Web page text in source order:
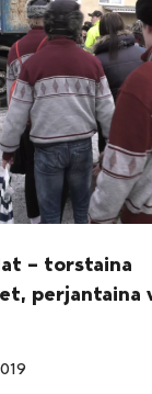
– torstaina
perjantaina